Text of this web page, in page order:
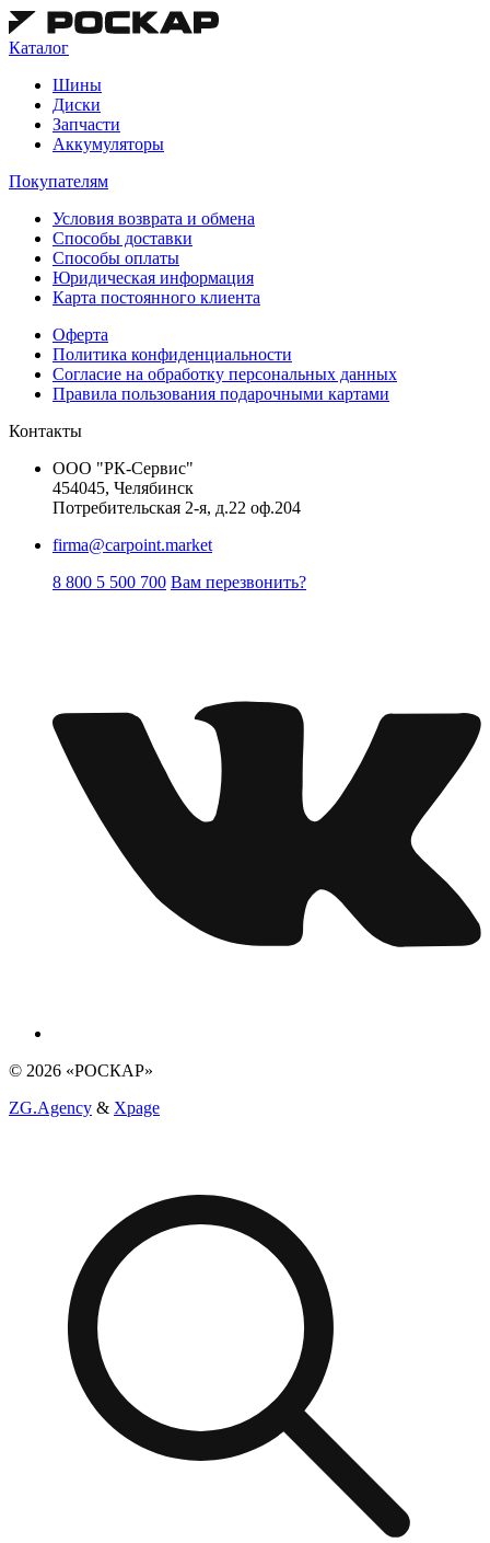
Каталог
Шины
Диски
Запчасти
Аккумуляторы
Покупателям
Условия возврата и обмена
Способы доставки
Способы оплаты
Юридическая информация
Карта постоянного клиента
Оферта
Политика конфиденциальности
Согласие на обработку персональных данных
Правила пользования подарочными картами
Контакты
ООО "РК-Сервис"
454045, Челябинск
Потребительская 2-я, д.22 оф.204
firma@carpoint.market
8 800 5 500 700 Вам перезвонить?
© 2026 «РОСКАР»
ZG.Agency & Xpage